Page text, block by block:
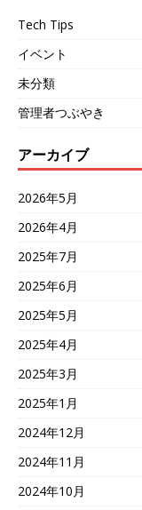
Tech Tips
イベント
未分類
管理者つぶやき
アーカイブ
2026年5月
2026年4月
2025年7月
2025年6月
2025年5月
2025年4月
2025年3月
2025年1月
2024年12月
2024年11月
2024年10月